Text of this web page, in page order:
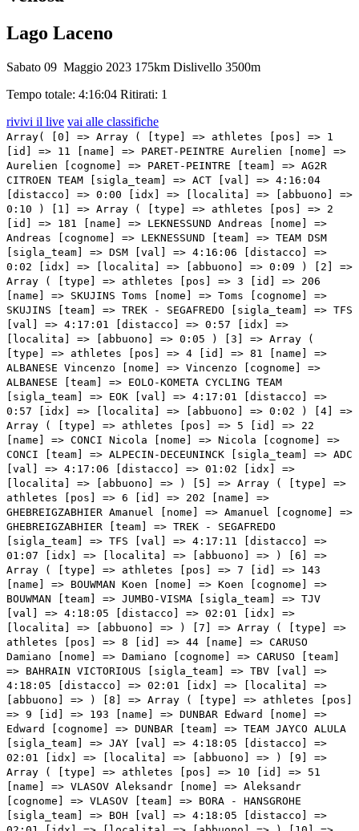
Lago Laceno
Sabato 09 Maggio 2023 175km Dislivello 3500m
Tempo totale: 4:16:04 Ritirati: 1
rivivi il live vai alle classifiche
Array( [0] => Array ( [type] => athletes [pos] => 1 [id] => 11 [name] => PARET-PEINTRE Aurelien [nome] => Aurelien [cognome] => PARET-PEINTRE [team] => AG2R CITROEN TEAM [sigla_team] => ACT [val] => 4:16:04 [distacco] => 0:00 [idx] => [localita] => [abbuono] => 0:10 ) [1] => Array ( [type] => athletes [pos] => 2 [id] => 181 [name] => LEKNESSUND Andreas [nome] => Andreas [cognome] => LEKNESSUND [team] => TEAM DSM [sigla_team] => DSM [val] => 4:16:06 [distacco] => 0:02 [idx] => [localita] => [abbuono] => 0:09 ) [2] => Array ( [type] => athletes [pos] => 3 [id] => 206 [name] => SKUJINS Toms [nome] => Toms [cognome] => SKUJINS [team] => TREK - SEGAFREDO [sigla_team] => TFS [val] => 4:17:01 [distacco] => 0:57 [idx] => [localita] => [abbuono] => 0:05 ) [3] => Array ( [type] => athletes [pos] => 4 [id] => 81 [name] => ALBANESE Vincenzo [nome] => Vincenzo [cognome] => ALBANESE [team] => EOLO-KOMETA CYCLING TEAM [sigla_team] => EOK [val] => 4:17:01 [distacco] => 0:57 [idx] => [localita] => [abbuono] => 0:02 ) [4] => Array ( [type] => athletes [pos] => 5 [id] => 22 [name] => CONCI Nicola [nome] => Nicola [cognome] => CONCI [team] => ALPECIN-DECEUNINCK [sigla_team] => ADC [val] => 4:17:06 [distacco] => 01:02 [idx] => [localita] => [abbuono] => ) [5] => Array ( [type] => athletes [pos] => 6 [id] => 202 [name] => GHEBREIGZABHIER Amanuel [nome] => Amanuel [cognome] => GHEBREIGZABHIER [team] => TREK - SEGAFREDO [sigla_team] => TFS [val] => 4:17:11 [distacco] => 01:07 [idx] => [localita] => [abbuono] => ) [6] => Array ( [type] => athletes [pos] => 7 [id] => 143 [name] => BOUWMAN Koen [nome] => Koen [cognome] => BOUWMAN [team] => JUMBO-VISMA [sigla_team] => TJV [val] => 4:18:05 [distacco] => 02:01 [idx] => [localita] => [abbuono] => ) [7] => Array ( [type] => athletes [pos] => 8 [id] => 44 [name] => CARUSO Damiano [nome] => Damiano [cognome] => CARUSO [team] => BAHRAIN VICTORIOUS [sigla_team] => TBV [val] => 4:18:05 [distacco] => 02:01 [idx] => [localita] => [abbuono] => ) [8] => Array ( [type] => athletes [pos] => 9 [id] => 193 [name] => DUNBAR Edward [nome] => Edward [cognome] => DUNBAR [team] => TEAM JAYCO ALULA [sigla_team] => JAY [val] => 4:18:05 [distacco] => 02:01 [idx] => [localita] => [abbuono] => ) [9] => Array ( [type] => athletes [pos] => 10 [id] => 51 [name] => VLASOV Aleksandr [nome] => Aleksandr [cognome] => VLASOV [team] => BORA - HANSGROHE [sigla_team] => BOH [val] => 4:18:05 [distacco] => 02:01 [idx] => [localita] => [abbuono] => ) [10] => Array ( [type] => athletes [pos] => 11 [id] => 131 [name] => POZZOVIVO Domenico [nome] => Domenico [cognome] => POZZOVIVO [team] => ISRAEL - PREMIER TECH [sigla_team] => IPT [val] => 4:18:05 [distacco] => 02:01 [idx] => [localita] => [abbuono] => ) [11] => Array ( [type] => athletes [pos] => 12 [id] => 136 [name] => RICCITELLO Matthew [nome] => Matthew [cognome] => RICCITELLO [team] => ISRAEL - PREMIER TECH [sigla_team] => IPT [val] => 4:18:05 [distacco] => 02:01 [idx] => [localita] => [abbuono] => ) [12] => Array ( [type] => athletes [pos] => 13 [id] => 111 [name] => GEOGHEGAN HART Tao [nome] => Tao [cognome] => GEOGHEGAN HART [team] => INEOS GRENADIERS [sigla_team] => IGD [val] => 4:18:05 [distacco] => 02:01 [idx] => [localita] => [abbuono] => ) [13] => Array ( [type] => athletes [pos] => 14 [id] => 85 [name] => FORTUNATO Lorenzo [nome] => Lorenzo [cognome] => FORTUNATO [team] => EOLO-KOMETA CYCLING TEAM [sigla_team] => EOK [val] => 4:18:05 [distacco] => 02:01 [idx] => [localita] => [abbuono] => ) [14] => Array ( [type] => athletes [pos] => 15 [id] => 43 [name] => BUITRAGO Santiago [nome] => Santiago [cognome] => BUITRAGO [team] => BAHRAIN VICTORIOUS [sigla_team] => TBV [val] => 4:18:05 [distacco] => 02:01 [idx] => [localita] => [abbuono] => ) [15] => Array ( [type] => athletes [pos] => 16 [id] => 218 [name] => VINE Jay [nome] => Jay [cognome] => VINE [team] => UAE TEAM EMIRATES [sigla_team] => UAD [val] => 4:18:05 [distacco] => 02:01 [idx] => [localita] => [abbuono] => ) [16] => Array ( [type] => athletes [pos] => 17 [id] => 41 [name] => HAIG Jack Leonard [nome] => Jack Leonard [cognome] => HAIG [team] => BAHRAIN VICTORIOUS [sigla_team] => TBV [val] => 4:18:05 [distacco] => 02:01 [idx] => [localita] => [abbuono] => ) [17] => Array ( [type] => athletes [pos] => 18 [id] => 56 [name] => KAMNA Lennard [nome] => Lennard [cognome] => KAMNA [team] => BORA - HANSGROHE [sigla_team] => BOH [val] => 4:18:05 [distacco] => 02:01 [idx] => [localita] => [abbuono] => ) [18] => Array ( [type] => athletes [pos] => 19 [id] => 1 [name] => EVENEPOEL Remco [nome] => Remco [cognome] => EVENEPOEL [team] => SOUDAL QUICK-STEP [sigla_team] => SOQ [val] => 4:18:05 [distacco] => 02:01 [idx] => [localita] => [abbuono] => ) [19] => Array ( [type] => athletes [pos] => 20 [id] => 211 [name] => ALMEIDA Joao Pedro [nome] => Joao Pedro [cognome] => ALMEIDA [team] => UAE TEAM EMIRATES [sigla_team] => UAD [val] => 4:18:05 [distacco] => 02:01 [idx] => [localita] => [abbuono] => ) [20] => Array ( [type] => athletes [pos] => 21 [id] => 116 [name] => SIVAKOV Pavel [nome] => Pavel [cognome] => SIVAKOV [team] => INEOS GRENADIERS [sigla_team] => IGD [val] => 4:18:05 [distacco] => 02:01 [idx] => [localita] => [abbuono] => ) [21] => Array ( [type] => athletes [pos] => 22 [id] => 146 [name] => KUSS Sepp [nome] => Sepp [cognome] => KUSS [team] => JUMBO-VISMA [sigla_team] => TJV [val] => 4:18:05 [distacco] => 02:01 [idx] => [localita] => [abbuono] => ) [22] => Array ( [type] => athletes [pos] => 23 [id] => 73 [name] => CARTHY Hugh John [nome] => Hugh John [cognome] => CARTHY [team] => EF EDUCATION - EASYPOST [sigla_team] => EFE [val] => 4:18:05 [distacco] => 02:01 [idx] => [localita] => [abbuono] => ) [23] => Array ( [type] => athletes [pos] => 24 [id] => 112 [name] => ARENSMAN Thymen [nome] => Thymen [cognome] => ARENSMAN [team] => INEOS GRENADIERS [sigla_team] => IGD [val] => 4:18:05 [distacco] => 02:01 [idx] => [localita] => [abbuono] => ) [24] => Array ( [type] => athletes [pos] => 25 [id] => 118 [name] => THOMAS Geraint